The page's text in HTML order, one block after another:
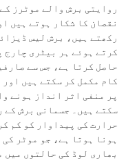
روایتی برش والے موٹرز
نقصان کا شکار ہوتے ہیں
رکھتے ہیں، برش لیس
حاصل کرتا ہے، جس سے
کام مکمل کر سکتے ہیں
پر منفی اثر انداز ہونے
سکتے ہیں۔ جسمانی برش کے
حرارت کی پیداوار کو کم
ہونا ہوتا ہے، جو موٹر
بھاری لوڈ کی حالتوں میں